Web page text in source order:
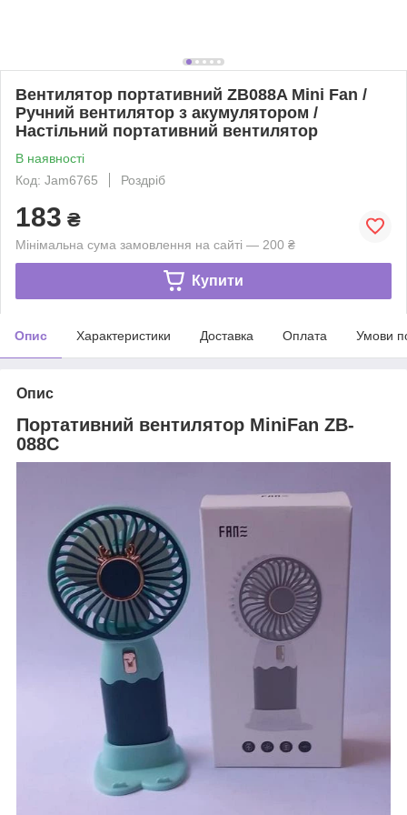
Вентилятор портативний ZB088A Mini Fan /
Ручний вентилятор з акумулятором /
Настільний портативний вентилятор
В наявності
Код: Jam6765
Роздріб
183 ₴
Мінімальна сума замовлення на сайті — 200 ₴
Купити
Опис Характеристики Доставка Оплата Умови
Опис
Портативний вентилятор MiniFan ZB-
088C